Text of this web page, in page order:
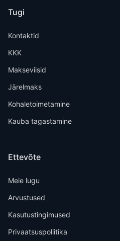
Tugi
Kontaktid
KKK
Makseviisid
Järelmaks
Kohaletoimetamine
Kauba tagastamine
Ettevõte
Meie lugu
Arvustused
Kasutustingimused
Privaatsuspoliitika